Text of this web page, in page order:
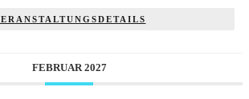
FEBRUAR 2027